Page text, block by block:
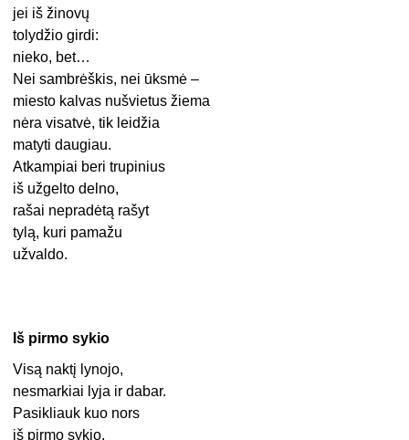
jei iš žinovų
tolydžio girdi:
nieko, bet…
Nei sambrėškis, nei ūksmė –
miesto kalvas nušvietus žiema
nėra visatvė, tik leidžia
matyti daugiau.
Atkampiai beri trupinius
iš užgelto delno,
rašai nepradėtą rašyt
tylą, kuri pamažu
užvaldo.
Iš pirmo sykio
Visą naktį lynojo,
nesmarkiai lyja ir dabar.
Pasikliauk kuo nors
iš pirmo sykio.